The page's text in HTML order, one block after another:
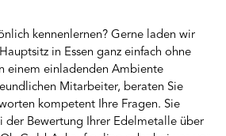
kennenlernen? Gerne laden wir
in Essen ganz einfach ohne
einem einladenden Ambiente
Mitarbeiter, beraten Sie
kompetent Ihre Fragen. Sie
der Bewertung Ihrer Edelmetalle über